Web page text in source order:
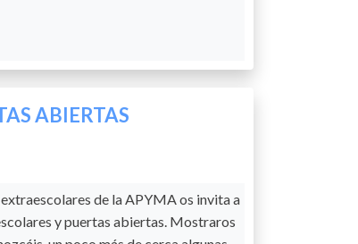
ABIERTAS
de la APYMA os invita a
y puertas abiertas. Mostraros